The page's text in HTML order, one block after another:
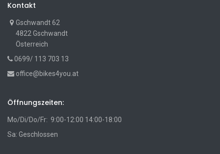
Kontakt
Gschwandt 62
4822 Gschwandt
Österreich
0699/ 113 703 13
office@bikes4you.at
Öffnungszeiten:
Mo/Di/Do/Fr: 9:00-12:00 14:00-18:00
Sa: Geschlossen